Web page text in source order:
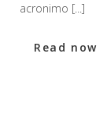
acronimo [...]
Read now